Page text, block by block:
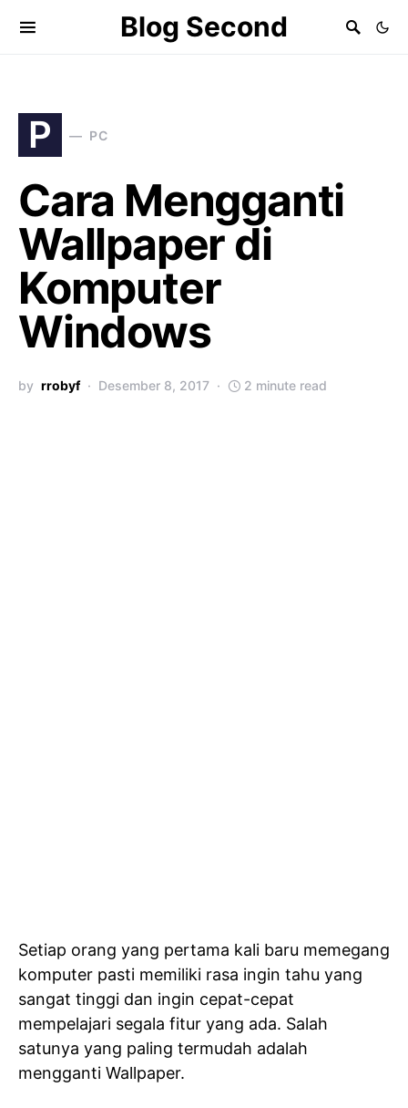
Blog Second
P PC
Cara Mengganti
Wallpaper di
Komputer
Windows
by rrobyf Desember 8, 2017 2 minute read
Setiap orang yang pertama kali baru memegang
komputer pasti memiliki rasa ingin tahu yang
sangat tinggi dan ingin cepat-cepat
mempelajari segala fitur yang ada. Salah
satunya yang paling termudah adalah
mengganti Wallpaper.